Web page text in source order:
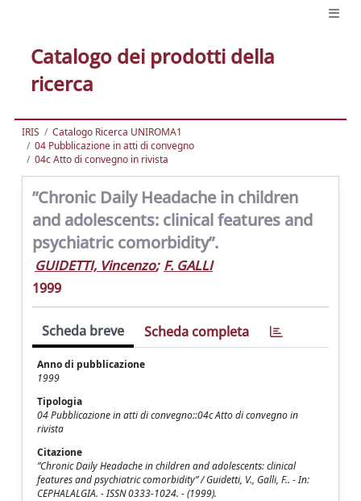
Catalogo dei prodotti della
ricerca
IRIS
Catalogo Ricerca UNIROMA1
04 Pubblicazione in atti di convegno
04c Atto di convegno in rivista
”Chronic Daily Headache in children
and adolescents: clinical features and
psychiatric comorbidity”.
GUIDETTI, Vincenzo; F. GALLI
1999
Scheda breve Scheda completa
Anno di pubblicazione
1999
Tipologia
04 Pubblicazione in atti di convegno::04c Atto di convegno in
rivista
Citazione
”Chronic Daily Headache in children and adolescents: clinical
features and psychiatric comorbidity” / Guidetti, V., Galli, F.. - In:
CEPHALALGIA. - ISSN 0333-1024. - (1999).